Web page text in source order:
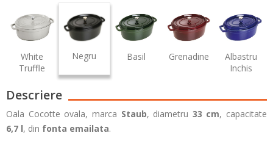
White
Truffle
Negru Basil Grenadine
Albastru
Inchis
Descriere
Oala Cocotte ovala, marca Staub, diametru 33 cm, capacitate
6,7 l, din fonta emailata.